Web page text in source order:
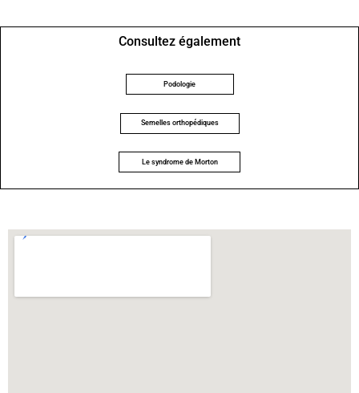
Consultez également
Podologie
Semelles orthopédiques
Le syndrome de Morton